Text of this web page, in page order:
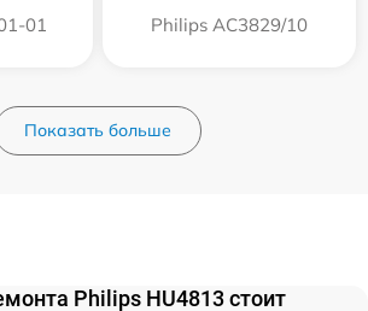
01 Philips AC3829/10
Показать больше
Philips HU4813 стоит